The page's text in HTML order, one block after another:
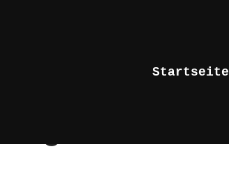
Startseite
– neoflex